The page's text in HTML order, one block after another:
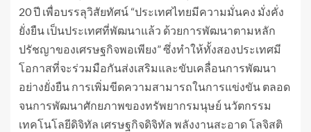
20 ปี เพื่อบรรลุวิสัยทัศน์ “ประเทศไทยมีความมั่นคง มั่งคั่ง
ยั่งยืน เป็นประเทศที่พัฒนาแล้ว ด้วยการพัฒนาตามหลัก
ปรัชญาของเศรษฐกิจพอเพียง” ซึ่งทำให้ทั้งสองประเทศมี
โอกาสที่จะร่วมมือกันส่งเสริมและขับเคลื่อนการพัฒนา
อย่างยั่งยืน การเพิ่มขีดความสามารถในการแข่งขัน ตลอด
จนการพัฒนาศักยภาพของทรัพยากรมนุษย์ นวัตกรรม
เทคโนโลยีดิจิทัล เศรษฐกิจดิจิทัล พลังงานสะอาด โลจิสติ